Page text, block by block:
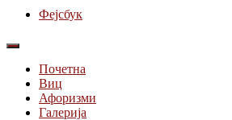
Фејсбук
Почетна
Виц
Афоризми
Галерија